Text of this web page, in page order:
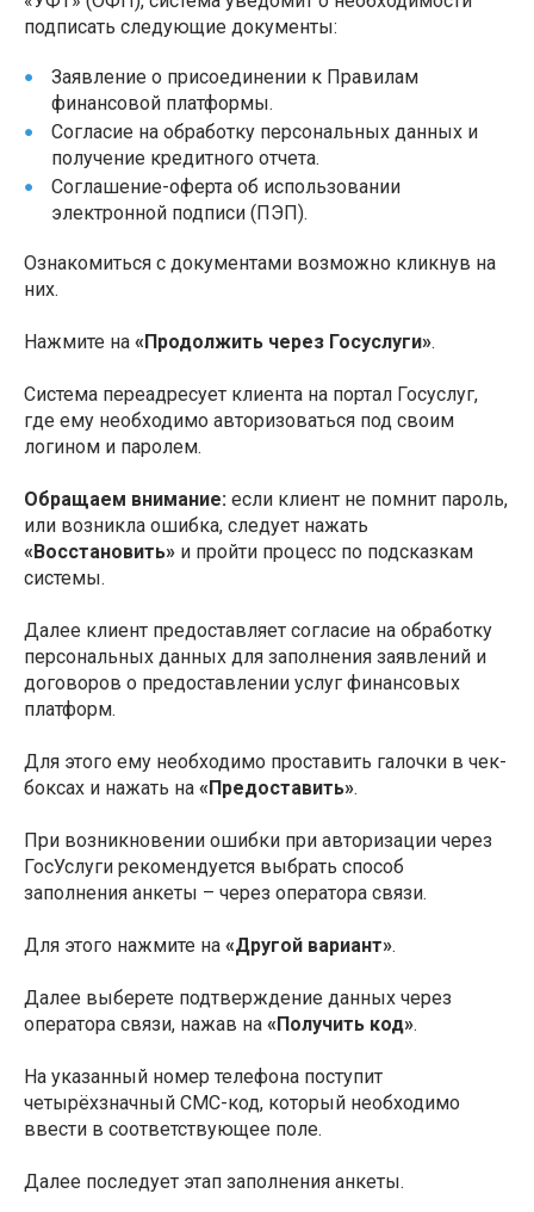
подписать следующие документы:
Заявление о присоединении к Правилам
финансовой платформы.
Согласие на обработку персональных данных и
получение кредитного отчета.
Соглашение-оферта об использовании
электронной подписи (ПЭП).
Ознакомиться с документами возможно кликнув на
них.
Нажмите на «Продолжить через Госуслуги».
Система переадресует клиента на портал Госуслуг,
где ему необходимо авторизоваться под своим
логином и паролем.
Обращаем внимание: если клиент не помнит пароль,
или возникла ошибка, следует нажать
«Восстановить» и пройти процесс по подсказкам
системы.
Далее клиент предоставляет согласие на обработку
персональных данных для заполнения заявлений и
договоров о предоставлении услуг финансовых
платформ.
Для этого ему необходимо проставить галочки в чек-
боксах и нажать на «Предоставить».
При возникновении ошибки при авторизации через
ГосУслуги рекомендуется выбрать способ
заполнения анкеты – через оператора связи.
Для этого нажмите на «Другой вариант».
Далее выберете подтверждение данных через
оператора связи, нажав на «Получить код».
На указанный номер телефона поступит
четырёхзначный СМС-код, который необходимо
ввести в соответствующее поле.
Далее последует этап заполнения анкеты.